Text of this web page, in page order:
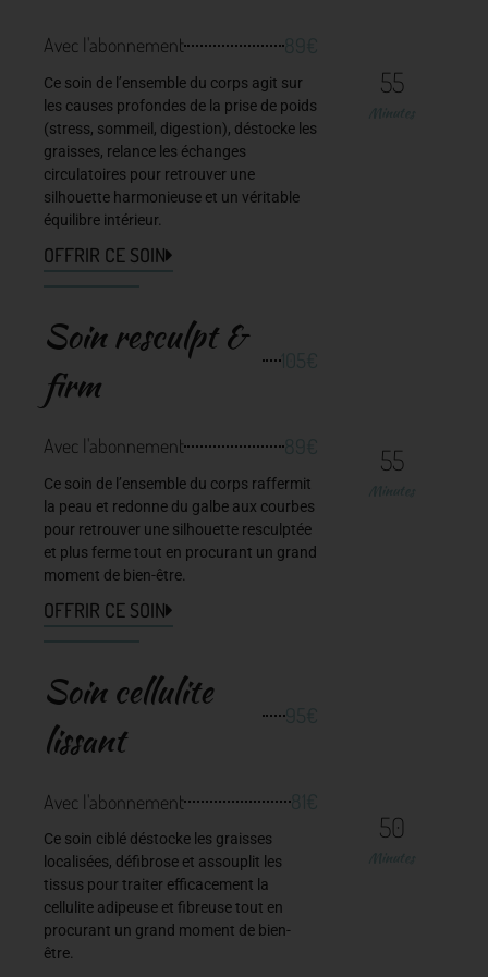
Avec l'abonnement 89€
Ce soin de l’ensemble du corps agit sur
les causes profondes de la prise de poids
(stress, sommeil, digestion), déstocke les
graisses, relance les échanges
circulatoires pour retrouver une
silhouette harmonieuse et un véritable
équilibre intérieur.
OFFRIR CE SOIN
55
Soin resculpt &
firm
105€
Avec l'abonnement 89€
Ce soin de l’ensemble du corps raffermit
la peau et redonne du galbe aux courbes
pour retrouver une silhouette resculptée
et plus ferme tout en procurant un grand
moment de bien-être.
OFFRIR CE SOIN
55
Soin cellulite
lissant
95€
Avec l'abonnement 81€
Ce soin ciblé déstocke les graisses
localisées, défibrose et assouplit les
tissus pour traiter efficacement la
cellulite adipeuse et fibreuse tout en
procurant un grand moment de bien-
être.
50